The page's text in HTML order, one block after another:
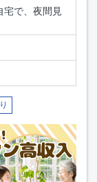
宅で、夜間見